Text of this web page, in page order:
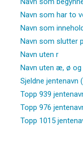
Navn som har to
Navn som
Navn som slutter
Navn uten r
Navn uten æ, ø og
Sjeldne
Topp 939
Topp 976
Topp 1015